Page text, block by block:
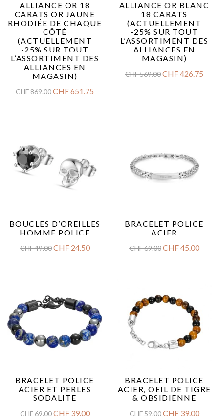
ALLIANCE OR 18
CARATS OR JAUNE
RHODIÉE DE CHAQUE
CÔTÉ
(ACTUELLEMENT
-25% SUR TOUT
L’ASSORTIMENT DES
ALLIANCES EN
MAGASIN)
CHF869.00CHF651.75
ALLIANCE OR BLANC
18 CARATS
(ACTUELLEMENT
-25% SUR TOUT
L’ASSORTIMENT DES
ALLIANCES EN
MAGASIN)
CHF569.00CHF426.75
BOUCLES D’OREILLES
HOMME POLICE
CHF49.00 CHF24.50
BRACELET POLICE
ACIER
CHF69.00 CHF45.00
BRACELET POLICE
ACIER ET PERLES
SODALITE
CHF69.00 CHF39.00
BRACELET POLICE
ACIER, OEIL DE TIGRE
& OBSIDIENNE
CHF59.00 CHF39.00